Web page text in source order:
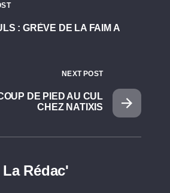
: GRÈVE DE LA FAIM A
NEXT POST
DE PIED AU CUL
CHEZ NATIXIS
La Rédac'